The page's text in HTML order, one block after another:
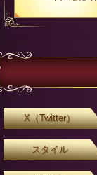
X（Twitter）
スタイル